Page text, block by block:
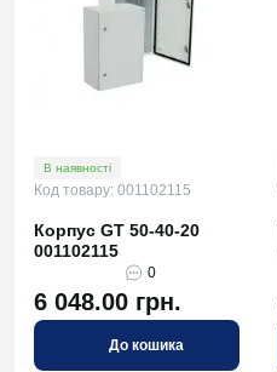
В наявності
Код товару: 001102115
Корпус GT 50-40-20
001102115
0
6 048.00 грн.
До кошика